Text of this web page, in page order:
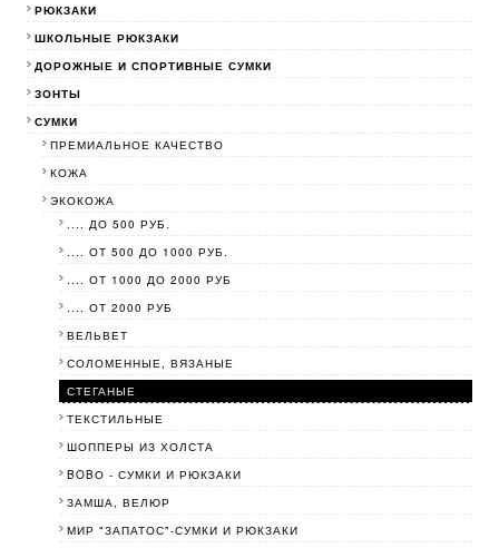
РЮКЗАКИ
ШКОЛЬНЫЕ РЮКЗАКИ
ДОРОЖНЫЕ И СПОРТИВНЫЕ СУМКИ
ЗОНТЫ
СУМКИ
ПРЕМИАЛЬНОЕ КАЧЕСТВО
КОЖА
ЭКОКОЖА
.... ДО 500 РУБ.
.... ОТ 500 ДО 1000 РУБ.
.... ОТ 1000 ДО 2000 РУБ
.... ОТ 2000 РУБ
ВЕЛЬВЕТ
СОЛОМЕННЫЕ, ВЯЗАНЫЕ
СТЕГАНЫЕ
ТЕКСТИЛЬНЫЕ
ШОППЕРЫ ИЗ ХОЛСТА
BOBО - СУМКИ И РЮКЗАКИ
ЗАМША, ВЕЛЮР
МИР "ЗАПАТОС"-СУМКИ И РЮКЗАКИ